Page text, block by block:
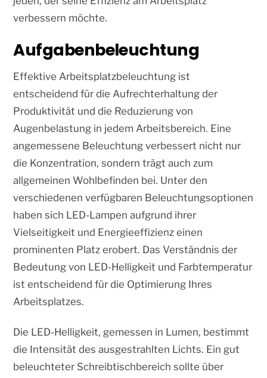
verbessern möchte.
Aufgabenbeleuchtung
Effektive Arbeitsplatzbeleuchtung ist
entscheidend für die Aufrechterhaltung der
Produktivität und die Reduzierung von
Augenbelastung in jedem Arbeitsbereich. Eine
angemessene Beleuchtung verbessert nicht nur
die Konzentration, sondern trägt auch zum
allgemeinen Wohlbefinden bei. Unter den
verschiedenen verfügbaren Beleuchtungsoptionen
haben sich LED-Lampen aufgrund ihrer
Vielseitigkeit und Energieeffizienz einen
prominenten Platz erobert. Das Verständnis der
Bedeutung von LED-Helligkeit und Farbtemperatur
ist entscheidend für die Optimierung Ihres
Arbeitsplatzes.
Die LED-Helligkeit, gemessen in Lumen, bestimmt
die Intensität des ausgestrahlten Lichts. Ein gut
beleuchteter Schreibtischbereich sollte über